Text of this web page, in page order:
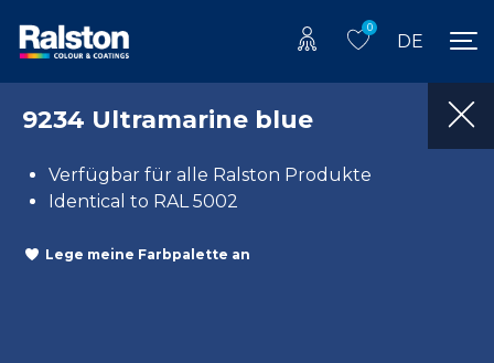
0
DE
9234 Ultramarine blue
Verfügbar für alle Ralston Produkte
Identical to RAL 5002
Lege meine Farbpalette an